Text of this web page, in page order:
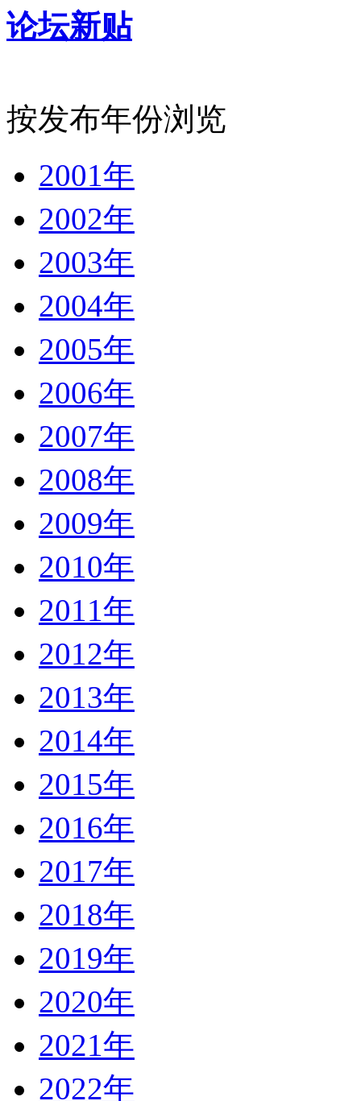
论坛新贴
按发布年份浏览
2001年
2002年
2003年
2004年
2005年
2006年
2007年
2008年
2009年
2010年
2011年
2012年
2013年
2014年
2015年
2016年
2017年
2018年
2019年
2020年
2021年
2022年